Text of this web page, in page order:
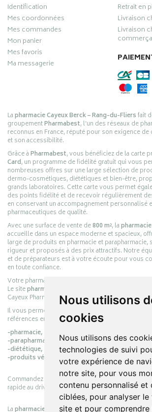
Nous utilisons
cookies
Nous utilisons des
technologies de suivi
votre expérience de
notre site, pour vous
contenu personnalisé et
ciblées, pour analyser
site et pour comprendre
Identification
Mes coordonnées
Mes commandes
Mon panier
Mes favoris
Ma messagerie
Retrait en
Livraison
Livraison
Lapharmacie Cayeux Berck – Rang-du-Fliersfait
groupementPharmabest, l’un des réseaux de
reconnus en France, réputé pour son exigence
et son accessibilité.
Grâce àPharmabest, vous bénéficiez de la carte
Card, un programme de fidélité gratuit qui vous
nombreuses offres sur une large sélection de
dermo-cosmétiques, diététiques et bien-être,
grands laboratoires. Cette carte vous permet
des points fidélité et de recevoir régulièrement
en conservant un accompagnement personnalisé
pharmaceutiques de qualité.
Avec une surface de vente de800 m², la
accueille dans un espace moderne et spacieux,
large de produits en pharmacie et parapharmacie,
rigueur et proposés à des prix attractifs. Notre
et de préparateurs est à votre écoute pour vous
en toute confiance.
Votre pharmacie en ligne :
Le sitepharmacie-cayeux.fr
Cayeux Pharmabest Berck-sur-Mer – Rang-du-
Il vous permet de réaliser vos achats en ligne
références en :
-pharmacie,
-parapharmacie,
-diététique,
-produits vétérinaires.
Commandez simplement vos produits en ligne et
rapide au drive ou la livraison à domicile, en toute
Lapharmacie Cayeuxs’engage à vous offrir une